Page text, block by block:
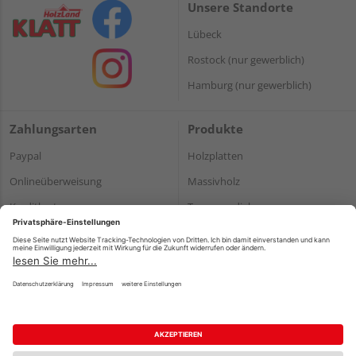
Unsere Standorte
Lübeck
Rostock (nur gewerblich)
Hamburg (nur gewerblich)
Zahlungsarten
Paypal
Onlineüberweisung
Kreditkarte
*Bonität vorausgesetzt
Produkte
Holzplatten
Massivholz
Terrassendielen
Impressum Datenschutz AGB
Barrierefreiheitserklärung
Vertrag widerrufen